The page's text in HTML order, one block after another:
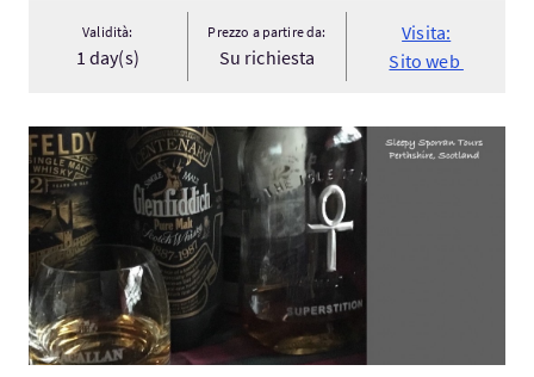
Validità:
1 day(s)
Prezzo a partire da:
Su richiesta
Visita:
Sito web
Visita:Whisky Experiences